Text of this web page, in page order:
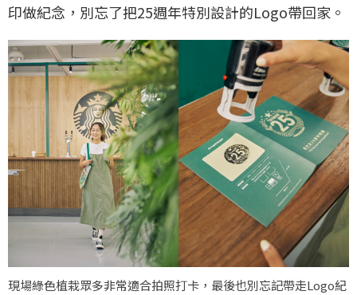
印做紀念，別忘了把25週年特別設計的Logo帶回家。
現場綠色植栽眾多非常適合拍照打卡，最後也別忘記帶走Logo紀